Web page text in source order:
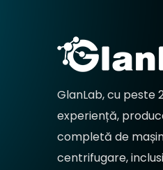
GlanLab, cu peste
experiență,
completă de
centrifugare,